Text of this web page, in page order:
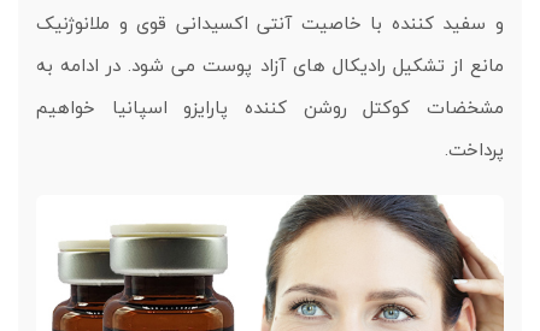
و سفید کننده با خاصیت آنتی اکسیدانی قوی و ملانوژنیک
مانع از تشکیل رادیکال های آزاد پوست می شود. در ادامه به
مشخضات کوکتل روشن کننده پارایزو اسپانیا خواهیم
پرداخت.